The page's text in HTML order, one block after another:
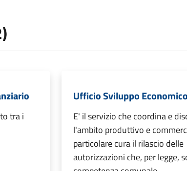
tra i
Ufficio Sviluppo Economico
E' il servizio che coordina e
l'ambito produttivo e
particolare cura il rilascio delle
autorizzazioni che, per legge,